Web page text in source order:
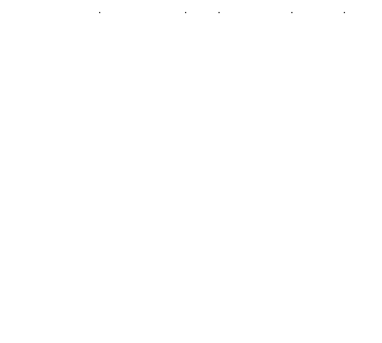
intégrer la spiritualité, la sexualité et la